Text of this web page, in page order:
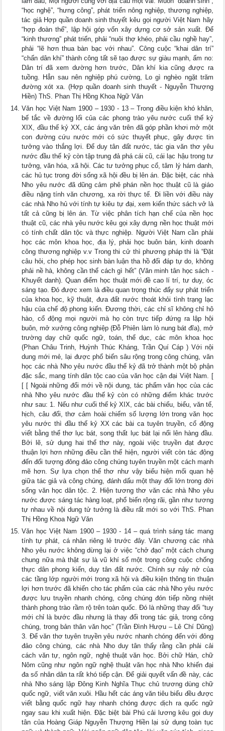
“học nghệ”, “hưng công”, phát triển nông nghiệp, thương nghiệp,
tác giả Hợp quần doanh sinh thuyết kêu gọi người Việt Nam hãy
“hợp đoàn thể”, lập hội góp vốn xây dựng cơ sở sản xuất. Để
“kinh thương” phát triển, phải “nuôi thợ khéo, phải cầu nghề hay”,
phải “lẽ hơn thua bàn bạc với nhau”. Công cuộc “khai dân trí”
“chấn dân khí” thành công tất sẽ tạo được sự giàu mạnh, ấm no:
Dân trí đã xem dường hơn trước, Dân khí kia cũng được ra
tuồng. Hẳn sau nên nghiệp phú cường, Lo gì nghèo ngặt trăm
đường xót xa. (Hợp quần doanh sinh thuyết - Nguyễn Thượng
Hiền) ThS. Phan Thị Hồng Khoa Ngữ Văn
Văn học Việt Nam 1900 – 1930 - 13 – Trong điều kiện khó khăn,
bế tắc về đường lối của các phong trào yêu nước cuối thế kỷ
XIX, đầu thế kỷ XX, các áng văn trên đã góp phần khơi mở một
con đường cứu nước mới có sức thuyết phục, gây được tin
tưởng vào thắng lợi. Để duy tân đất nước, tác gia văn thơ yêu
nước đầu thế kỷ còn tập trung đả phá cái cũ, cái lạc hậu trong tư
tưởng, văn hóa, xã hội. Các tư tưởng phục cổ, tâm lý hám danh,
các hủ tục trong đời sống xã hội đều bị lên án. Đặc biệt, các nhà
Nho yêu nước đã dũng cảm phê phán nền học thuật cũ là giáo
điều nặng tính văn chương, xa rời thực tế. Đi liền với điều này
các nhà Nho hủ với tính tự kiêu tự đại, xem kiến thức sách vở là
tất cả cũng bị lên án. Từ việc phân tích hạn chế của nền học
thuật cũ, các nhà yêu nước kêu gọi xây dựng nền học thuật mới
có tính chất dân tộc và thực nghiệp. Người Việt Nam cần phải
học các môn khoa học, địa lý, phải học buôn bán, kinh doanh
công thương nghiệp v.v Trong thi cử thì phương pháp thi là “Đặt
câu hỏi, cho phép học sinh bàn luận tha hồ đối đáp tự do, không
phải nề hà, không cần thể cách gì hết” (Văn minh tân học sách -
Khuyết danh). Quan điểm học thuật mới đề cao lí trí, tư duy, óc
sáng tạo. Đó được xem là điều quan trọng thúc đẩy sự phát triển
của khoa học, kỹ thuật, đưa đất nước thoát khỏi tình trạng lạc
hậu của chế độ phong kiến. Đương thời, các chỉ sĩ không chỉ hô
hào, cổ động mọi người mà họ còn trực tiếp đứng ra lập hội
buôn, mở xưởng công nghiệp (Đỗ Phiên làm lò nung bát đĩa), mở
trường dạy chữ quốc ngữ, toán, thể dục, các môn khoa học
(Phan Châu Trinh, Huỳnh Thúc Kháng, Trần Quí Cáp ) Với nội
dung mới mẻ, lại được phổ biến sâu rộng trong công chúng, văn
học các nhà Nho yêu nước đầu thế kỷ đã trở thành một bộ phận
đặc sắc, mang tính dân tộc cao của văn học cận đại Việt Nam. [
[ [ Ngoài những đổi mới về nội dung, tác phẩm văn học của các
nhà Nho yêu nước đầu thế kỷ còn có những điểm khác trước
như sau: 1. Nếu như cuối thế kỷ XIX, các bài chiếu, biểu, văn tế,
hịch, câu đối, thơ cảm hoài chiếm số lượng lớn trong văn học
yêu nước thì đầu thế kỷ XX các bài ca tuyên truyền, cổ động
viết bằng thể thơ lục bát, song thất lục bát lại nổi lên hàng đầu.
Bởi lẽ, sử dụng hai thể thơ này, ngoài việc truyền đạt được
thuận lợi hơn những điều cần thể hiện, người viết còn tác động
đến đối tượng đông đảo công chúng tuyên truyền một cách mạnh
mẽ hơn. Sự lựa chọn thể thơ như vậy biểu hiện mối quan hệ
giữa tác giả và công chúng, đánh dấu một thay đổi lớn trong đời
sống văn học dân tộc. 2. Hiện tương thơ văn các nhà Nho yêu
nước được sáng tác hàng loạt, phổ biến rộng rãi, gần như tương
tự nhau về nội dung tử tưởng là điều rất mới so với ThS. Phan
Thị Hồng Khoa Ngữ Văn
Văn học Việt Nam 1900 – 1930 - 14 – quá trình sáng tác mang
tính tự phát, cá nhân riêng lẻ trước đây. Văn chương các nhà
Nho yêu nước không dừng lại ở việc “chở đạo” một cách chung
chung nữa mà thật sự là vũ khí số một trong công cuộc chống
thực dân phong kiến, duy tân đất nước. Chính sự nảy nở của
các tầng lớp người mới trong xã hội và điều kiện thông tin thuận
lợi hơn trước đã khiến cho tác phẩm của các nhà Nho yêu nước
được lưu truyền nhanh chóng, công chúng đón tiếp nồng nhiệt
thành phong trào rầm rộ trên toàn quốc. Đó là những thay đổi “tuy
mới chỉ là bước đầu nhưng là thay đổi trong tác giả, trong công
chúng, trong bản thân văn học” (Trần Đình Hượu – Lê Chí Dũng)
3. Để văn thơ tuyên truyền yêu nước nhanh chóng đến với đông
đảo công chúng, các nhà Nho duy tân thấy rằng cần phải cải
cách văn tự, ngôn ngữ, nghệ thuật văn học. Bởi chữ Hán, chữ
Nôm cũng như ngôn ngữ nghệ thuật văn học nhà Nho khiến đại
đa số nhân dân ta rất khó tiếp cận. Để giải quyết vấn đề này, các
nhà Nho sáng lập Đông Kinh Nghĩa Thục chủ trương dùng chữ
quốc ngữ, viết văn xuôi. Hầu hết các áng văn tiêu biểu đều được
viết bằng quốc ngữ hay nhanh chóng được dịch ra quốc ngữ
ngay sau khi xuất hiện. Đặc biệt bài Phú cải lương kêu gọi duy
tân của Hoàng Giáp Nguyễn Thượng Hiền lại sử dụng toàn tục